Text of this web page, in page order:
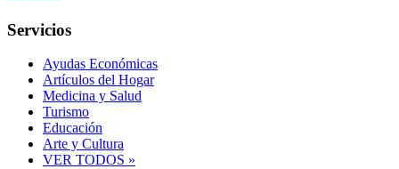
Servicios
Ayudas Económicas
Artículos del Hogar
Medicina y Salud
Turismo
Educación
Arte y Cultura
VER TODOS »